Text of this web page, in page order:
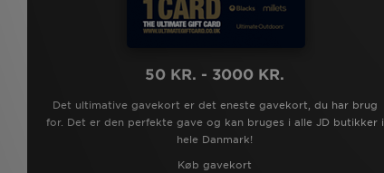
50 KR. - 3000 KR.
Det ultimative gavekort er det eneste gavekort, du har brug
for. Det er den perfekte gave og kan bruges i alle JD butikker i
hele Danmark!
Køb gavekort